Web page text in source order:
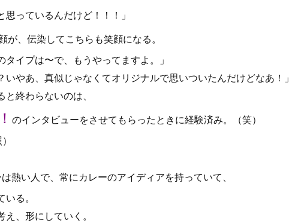
思っているんだけど！！！」
が、伝染してこちらも笑顔になる。
タイプは〜で、もうやってますよ。」
いやあ、真似じゃなくてオリジナルで思いついたんだけどなあ！」
終わらないのは、
のインタビューをさせてもらったときに経験済み。（笑）
熱い人で、常にカレーのアイディアを持っていて、
る。
、形にしていく。